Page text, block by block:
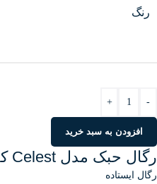
رنگ
-
+
افزودن به سبد خرید
رگال حبک مدل Celest کد RE۱۱۶۰
رگال ایستاده